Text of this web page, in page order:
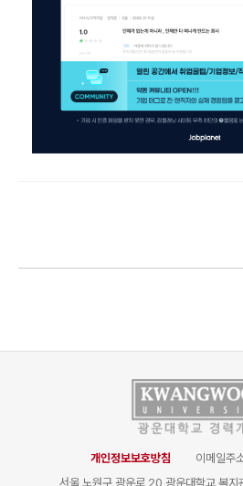
개인정보보호방침
이메일주
서울 노원구 광운로 20 광운대학교 복